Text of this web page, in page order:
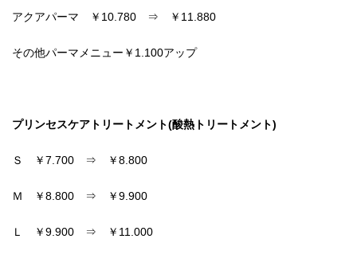
アクアパーマ ￥10.780 ⇒ ￥11.880
その他パーマメニュー￥1.100アップ
プリンセスケアトリートメント(酸熱トリートメント)
Ｓ ￥7.700 ⇒ ￥8.800
Ｍ ￥8.800 ⇒ ￥9.900
Ｌ ￥9.900 ⇒ ￥11.000